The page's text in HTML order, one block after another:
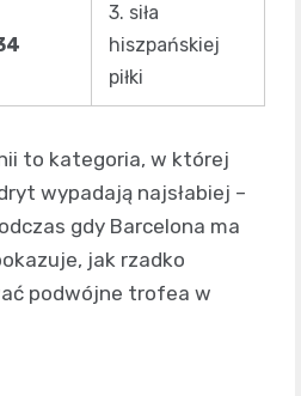
3. siła
hiszpańskiej
piłki
to kategoria, w której
wypadają najsłabiej –
gdy Barcelona ma
jak rzadko
podwójne trofea w